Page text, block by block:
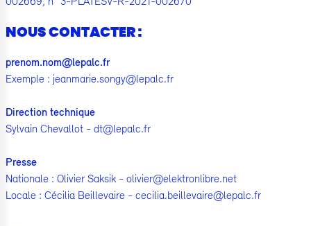
NOUS CONTACTER :
prenom.nom@lepalc.fr
Exemple : jeanmarie.songy@lepalc.fr
Direction technique
Sylvain Chevallot - dt@lepalc.fr
Presse
Nationale : Olivier Saksik - olivier@elektronlibre.net
Locale : Cécilia Beillevaire - cecilia.beillevaire@lepalc.fr